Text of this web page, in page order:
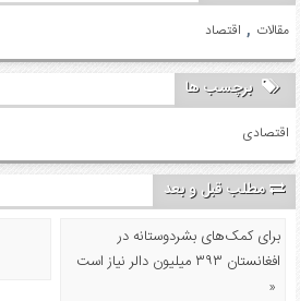
اقتصاد , مقالات
برچسب ها
اقتصادی
مطلب قبل و بعد
برای کمک‌های بشردوستانه در
افغانستان ۳۹۳ میلیون دالر نیاز است
»